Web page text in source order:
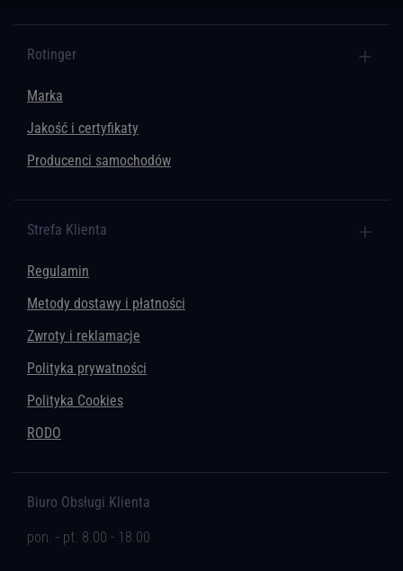
Rotinger
Marka
Jakość i certyfikaty
Producenci samochodów
Strefa Klienta
Regulamin
Metody dostawy i płatności
Zwroty i reklamacje
Polityka prywatności
Polityka Cookies
RODO
Biuro Obsługi Klienta
pon. - pt. 8.00 - 18.00